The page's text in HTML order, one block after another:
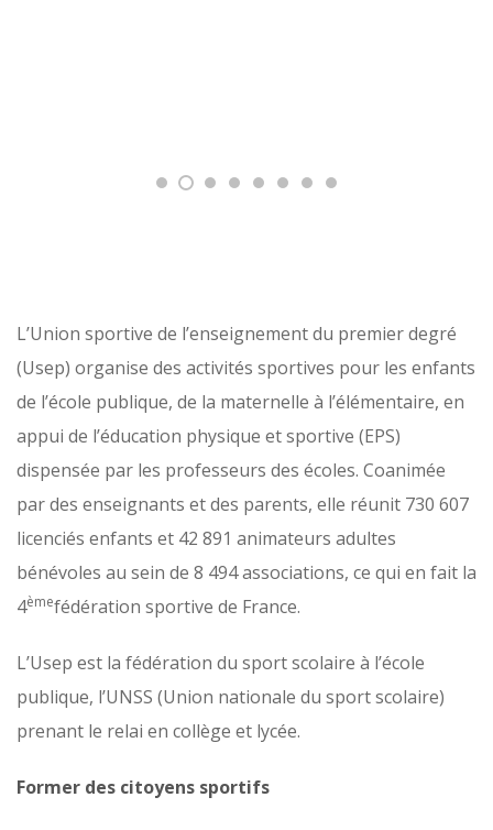
L’Union sportive de l’enseignement du premier degré
(Usep) organise des activités sportives pour les enfants
de l’école publique, de la maternelle à l’élémentaire, en
appui de l’éducation physique et sportive (EPS)
dispensée par les professeurs des écoles. Coanimée
par des enseignants et des parents, elle réunit 730 607
licenciés enfants et 42 891 animateurs adultes
bénévoles au sein de 8 494 associations, ce qui en fait la
4èmefédération sportive de France.
L’Usep est la fédération du sport scolaire à l’école
publique, l’UNSS (Union nationale du sport scolaire)
prenant le relai en collège et lycée.
Former des citoyens sportifs